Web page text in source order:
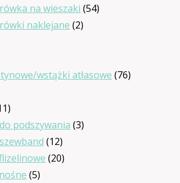
produktów
na wieszaki 5454
naklejane 22
wstążki atłasowe 7676
11
produktów
podszywania 33
1212
produktów
2020
55